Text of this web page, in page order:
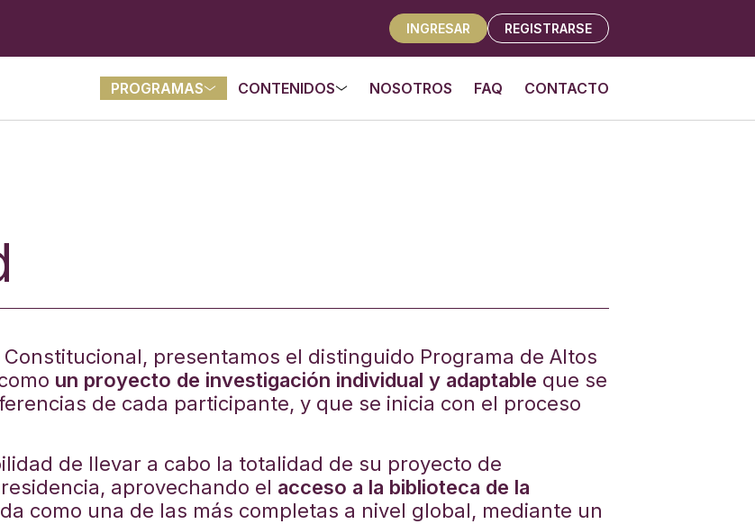
INGRESAR REGISTRARSE
PROGRAMAS CONTENIDOS NOSOTROS FAQ CONTACTO
presentamos el distinguido Programa de Altos
un proyecto de investigación individual y adaptable que se
de cada participante, y que se inicia con el proceso
de llevar a cabo la totalidad de su proyecto de
aprovechando el acceso a la biblioteca de la
como una de las más completas a nivel global, mediante un